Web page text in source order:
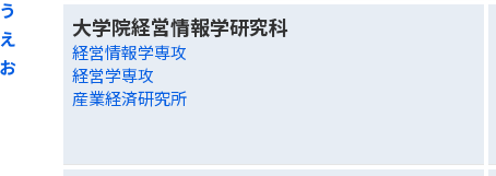
う
え
お
大学院経営情報学研究科
経営情報学専攻
経営学専攻
産業経済研究所